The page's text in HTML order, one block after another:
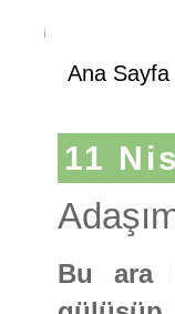
Ana Sayfa
11
Bu ara